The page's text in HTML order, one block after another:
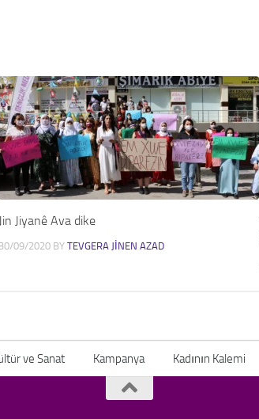
Jin Jiyanê Ava dike
30/09/2020BY TEVGERA JINEN AZAD
ve Sanat Kampanya Kadının Kalemi